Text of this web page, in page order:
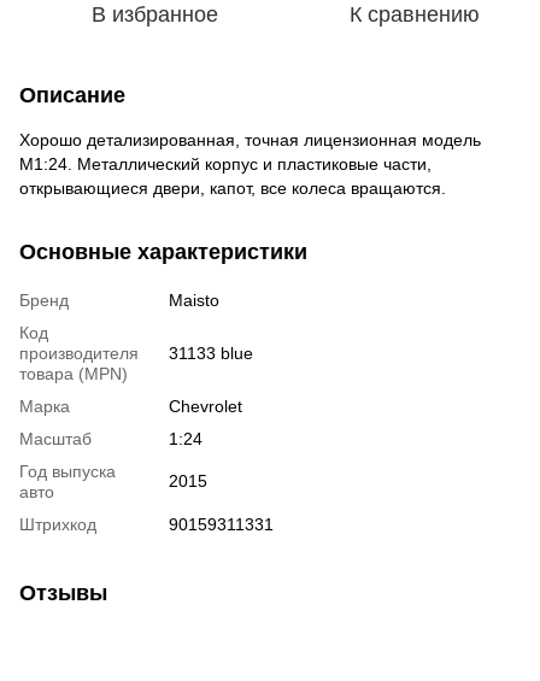
В избранное К сравнению
Описание
Хорошо детализированная, точная лицензионная модель
M1:24. Металлический корпус и пластиковые части,
открывающиеся двери, капот, все колеса вращаются.
Основные характеристики
Бренд
Maisto
Код
производителя
товара (MPN)
31133 blue
Марка
Chevrolet
Масштаб
1:24
Год выпуска
авто
2015
Штрихкод 90159311331
Отзывы